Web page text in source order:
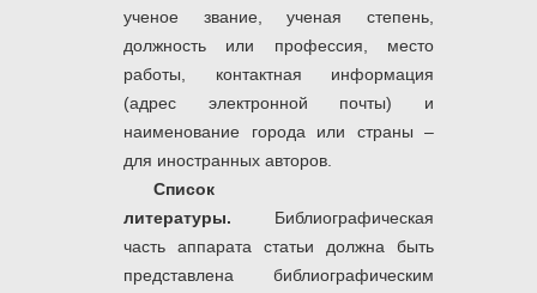
ученое звание, ученая степень,
должность или профессия, место
работы, контактная информация
(адрес электронной почты) и
наименование города или страны –
для иностранных авторов.
Список
литературы. Библиографическая
часть аппарата статьи должна быть
представлена библиографическим